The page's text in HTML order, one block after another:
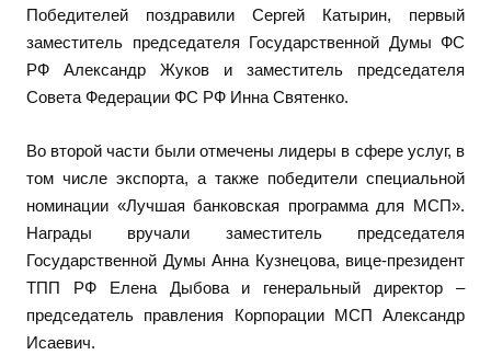
Победителей поздравили Сергей Катырин, первый
заместитель председателя Государственной Думы ФС
РФ Александр Жуков и заместитель председателя
Совета Федерации ФС РФ Инна Святенко.
Во второй части были отмечены лидеры в сфере услуг, в
том числе экспорта, а также победители специальной
номинации «Лучшая банковская программа для МСП».
Награды вручали заместитель председателя
Государственной Думы Анна Кузнецова, вице-президент
ТПП РФ Елена Дыбова и генеральный директор –
председатель правления Корпорации МСП Александр
Исаевич.